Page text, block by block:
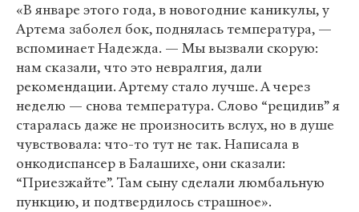
«В январе этого года, в новогодние каникулы, у
Артема заболел бок, поднялась температура, —
вспоминает Надежда. — Мы вызвали скорую:
нам сказали, что это невралгия, дали
рекомендации. Артему стало лучше. А через
неделю — снова температура. Слово “рецидив” я
старалась даже не произносить вслух, но в душе
чувствовала: что-то тут не так. Написала в
онкодиспансер в Балашихе, они сказали:
“Приезжайте”. Там сыну сделали люмбальную
пункцию, и подтвердилось страшное».